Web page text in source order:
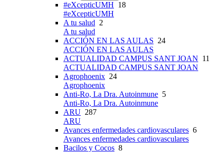
#eXcepticUMH 18
#eXcepticUMH
A tu salud 2
A tu salud
ACCIÓN EN LAS AULAS 24
ACCIÓN EN LAS AULAS
ACTUALIDAD CAMPUS SANT JOAN 11
ACTUALIDAD CAMPUS SANT JOAN
Agrophoenix 24
Agrophoenix
Anti-Ro, La Dra. Autoinmune 5
Anti-Ro, La Dra. Autoinmune
ARU 287
ARU
Avances enfermedades cardiovasculares 6
Avances enfermedades cardiovasculares
Bacilos y Cocos 8